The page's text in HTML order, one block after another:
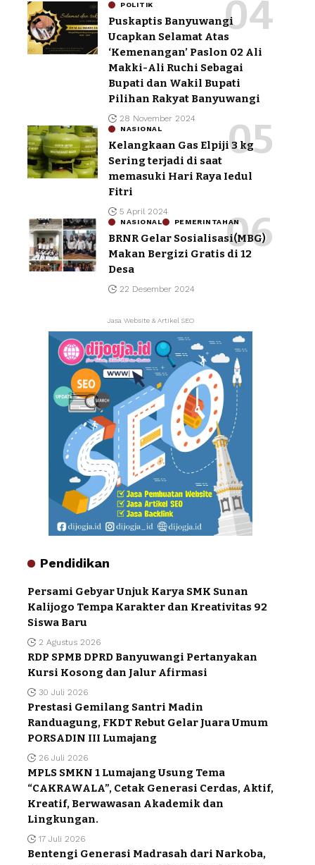
POLITIK
Puskaptis Banyuwangi
Ucapkan Selamat Atas
‘Kemenangan’ Paslon 02 Ali
Makki-Ali Ruchi Sebagai
Bupati dan Wakil Bupati
Pilihan Rakyat Banyuwangi
28 November 2024
NASIONAL
Kelangkaan Gas Elpiji 3 kg
Sering terjadi di saat
memasuki Hari Raya Iedul
Fitri
5 April 2024
NASIONAL PEMERINTAHAN
BRNR Gelar Sosialisasi(MBG)
Makan Bergizi Gratis di 12
Desa
22 Desember 2024
Jasa Website & Artikel SEO
Pendidikan
Persami Gebyar Unjuk Karya SMK Sunan
Kalijogo Tempa Karakter dan Kreativitas 92
Siswa Baru
2 Agustus 2026
RDP SPMB DPRD Banyuwangi Pertanyakan
Kursi Kosong dan Jalur Afirmasi
30 Juli 2026
Prestasi Gemilang Santri Madin
Randuagung, FKDT Rebut Gelar Juara Umum
PORSADIN III Lumajang
26 Juli 2026
MPLS SMKN 1 Lumajang Usung Tema
“CAKRAWALA”, Cetak Generasi Cerdas, Aktif,
Kreatif, Berwawasan Akademik dan
Lingkungan.
17 Juli 2026
Bentengi Generasi Madrasah dari Narkoba,